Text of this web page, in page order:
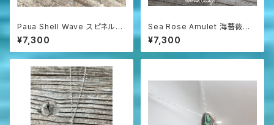
Paua Shell Wave スピネルネ
ックレス sv925
¥7,300
Sea Rose Amulet 海薔薇の
お守り ローズクォーツとアパタ
イトのネックレス
¥7,300